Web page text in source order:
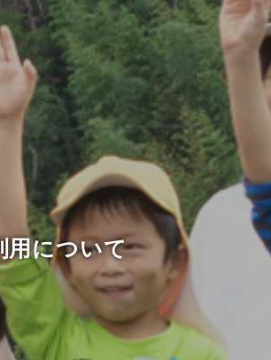
用について